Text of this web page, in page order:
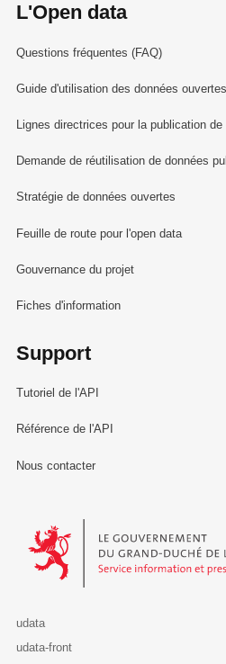
L'Open data
Questions fréquentes (FAQ)
Guide d'utilisation des données ouvertes
Lignes directrices pour la publication
Demande de réutilisation de données
Stratégie de données ouvertes
Feuille de route pour l'open data
Gouvernance du projet
Fiches d'information
Support
Tutoriel de l'API
Référence de l'API
Nous contacter
Le Gouvernement du Grand-
udata
udata-front